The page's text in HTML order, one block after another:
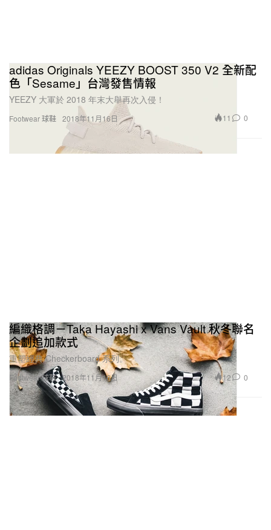
Footwear 球鞋
adidas Originals YEEZY BOOST 350 V2 全新配
色「Sesame」台灣發售情報
YEEZY 大軍於 2018 年末大舉再次入侵！
2018年11月16日 11 0
Footwear 球鞋
編織格調－Taka Hayashi x Vans Vault 秋冬聯名
企劃追加款式
重塑經典 Checkerboard 系列。
2018年11月16日 12 0